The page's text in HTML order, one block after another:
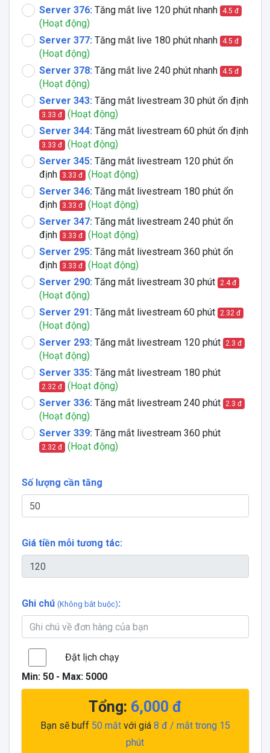
Server 376: Tăng mắt live 120 phút nhanh 4.5 đ
(Hoạt động)
Server 377: Tăng mắt live 180 phút nhanh 4.5 đ
(Hoạt động)
Server 378: Tăng mắt live 240 phút nhanh 4.5 đ
(Hoạt động)
Server 343: Tăng mắt livestream 30 phút ổn định
3.33 đ
(Hoạt động)
Server 344: Tăng mắt livestream 60 phút ổn định
3.33 đ
(Hoạt động)
Server 345: Tăng mắt livestream 120 phút ổn
định
3.33 đ
(Hoạt động)
Server 346: Tăng mắt livestream 180 phút ổn
định
3.33 đ
(Hoạt động)
Server 347: Tăng mắt livestream 240 phút ổn
định
3.33 đ
(Hoạt động)
Server 295: Tăng mắt livestream 360 phút ổn
định
3.33 đ
(Hoạt động)
Server 290: Tăng mắt livestream 30 phút 2.4 đ
(Hoạt động)
Server 291: Tăng mắt livestream 60 phút 2.32 đ
(Hoạt động)
Server 293: Tăng mắt livestream 120 phút 2.3 đ
(Hoạt động)
Server 335: Tăng mắt livestream 180 phút
2.32 đ
(Hoạt động)
Server 336: Tăng mắt livestream 240 phút 2.3 đ
(Hoạt động)
Server 339: Tăng mắt livestream 360 phút
2.32 đ (Hoạt động)
Số lượng cần tăng
Giá tiền mỗi tương tác:
Ghi chú (Không bắt buộc):
Đặt lịch chạy
Min: 50- Max: 5000
Tổng: 6,000 đ
Bạn sẽ buff 50mắtvới giá 8 đ / mắt trong 15
phút